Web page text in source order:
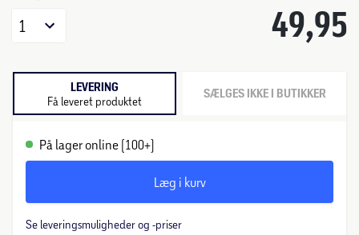
49,95
1
LEVERING
Få leveret produktet SÆLGES IKKE I BUTIKKER
På lager online (100+)
Læg i kurv
Se leveringsmuligheder og -priser